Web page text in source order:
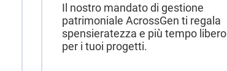
Il nostro mandato di gestione
patrimoniale AcrossGen ti regala
spensieratezza e più tempo libero
per i tuoi progetti.